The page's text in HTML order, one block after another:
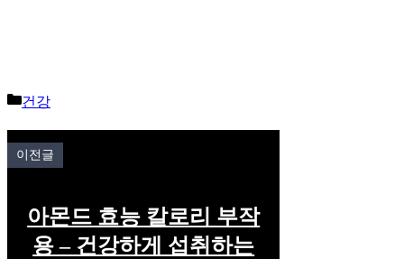
Categories
건강
이전글
아몬드 효능 칼로리 부작
용 – 건강하게 섭취하는